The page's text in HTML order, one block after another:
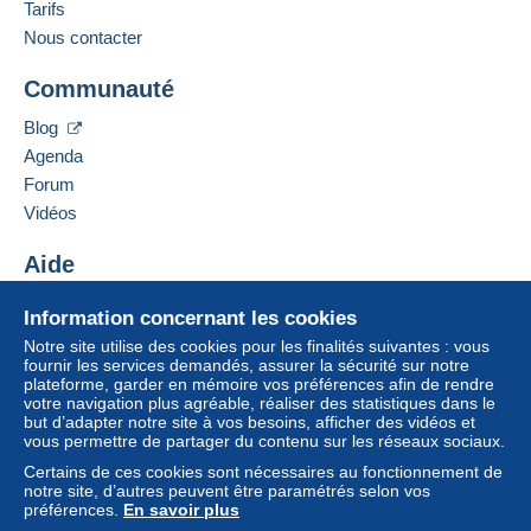
Information concernant les cookies
Notre site utilise des cookies pour les finalités suivantes : vous
fournir les services demandés, assurer la sécurité sur notre
plateforme, garder en mémoire vos préférences afin de rendre
votre navigation plus agréable, réaliser des statistiques dans le
but d’adapter notre site à vos besoins, afficher des vidéos et
vous permettre de partager du contenu sur les réseaux sociaux.
Certains de ces cookies sont nécessaires au fonctionnement de
notre site, d’autres peuvent être paramétrés selon vos
préférences. En savoir plus
Tarifs
Nous contacter
Communauté
Blog
Agenda
Forum
Vidéos
Aide
Acheter sur Delcampe
Vendre sur Delcampe
Un site sécurisé